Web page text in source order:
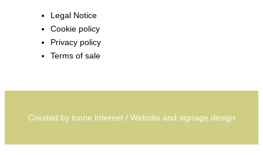
Legal Notice
Cookie policy
Privacy policy
Terms of sale
Created by Icone Internet/ Website and signage design